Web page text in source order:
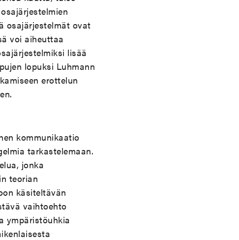
osajärjestelmät ovat
voi aiheuttaa
lisää
lopuksi Luhmann
erottelun
kommunikaatio
tarkastelemaan.
jonka
teorian
käsiteltävän
vaihtoehto
ympäristöuhkia